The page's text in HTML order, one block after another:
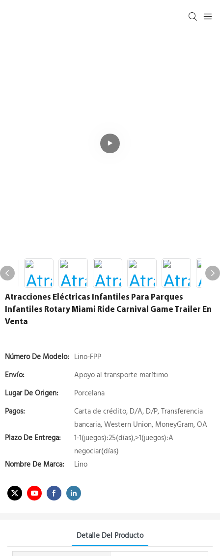
Atracciones Eléctricas Infantiles Para Parques
Infantiles Rotary Miami Ride Carnival Game Trailer En
Venta
Número De Modelo: Lino-FPP
Envío:
Apoyo al transporte marítimo
Lugar De Origen:
Porcelana
Pagos:
Carta de crédito, D/A, D/P, Transferencia
bancaria, Western Union, MoneyGram, OA
Plazo De Entrega:
1-1(juegos):25(días),>1(juegos):A
negociar(días)
Nombre De Marca:
Lino
Detalle Del Producto